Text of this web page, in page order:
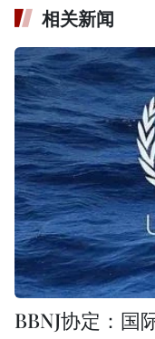
相关新闻
BBNJ协定：国